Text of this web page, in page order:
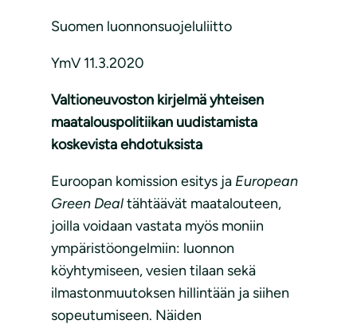
Suomen luonnonsuojeluliitto
YmV 11.3.2020
Valtioneuvoston kirjelmä yhteisen
maatalouspolitiikan uudistamista
koskevista ehdotuksista
Euroopan komission esitys ja European
Green Dealtähtäävät maatalouteen,
joilla voidaan vastata myös moniin
ympäristöongelmiin: luonnon
köyhtymiseen, vesien tilaan sekä
ilmastonmuutoksen hillintään ja siihen
sopeutumiseen. Näiden